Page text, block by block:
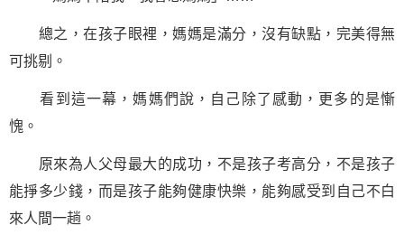
總之，在孩子眼裡，媽媽是滿分，沒有缺點，完美得無
可挑剔。
看到這一幕，媽媽們說，自己除了感動，更多的是慚
愧。
原來為人父母最大的成功 ，不是孩子考高分，不是孩子
能掙多少錢，而是孩子能夠健康快樂，能夠感受到自己不白
來人間一趟。